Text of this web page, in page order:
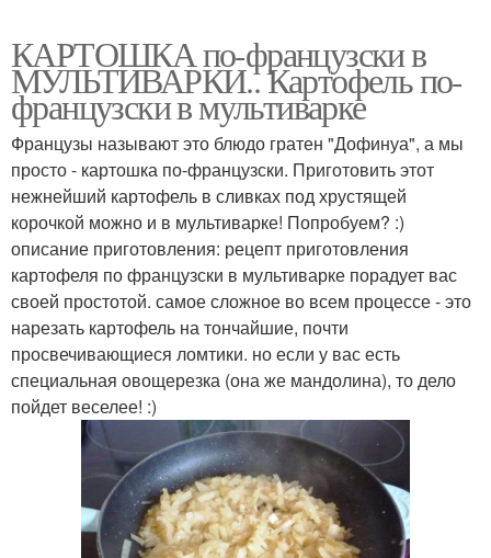
КАРТОШКА по-французски в
МУЛЬТИВАРКИ.. Картофель по-
французски в мультиварке
Французы называют это блюдо гратен "Дофинуа", а мы
просто - картошка по-французски. Приготовить этот
нежнейший картофель в сливках под хрустящей
корочкой можно и в мультиварке! Попробуем? :)
описание приготовления: рецепт приготовления
картофеля по французски в мультиварке порадует вас
своей простотой. самое сложное во всем процессе - это
нарезать картофель на тончайшие, почти
просвечивающиеся ломтики. но если у вас есть
специальная овощерезка (она же мандолина), то дело
пойдет веселее! :)